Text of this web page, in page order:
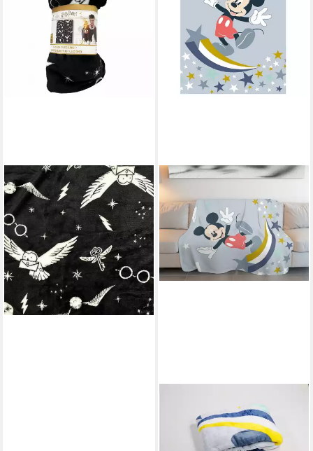
CAPELLI NEW YORK
Wohndecke Harry Potter -
Fleecedecke Supersoft -
schwarz/weiß
22,95 €
lieferbar - in 7-9 Werktagen bei dir
Wohndecke Weiches &
leichtes Decke für Bett & Sofa
(110x150 cm)